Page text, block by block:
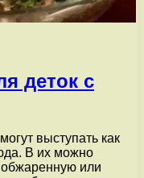
деток с
выступать как
В их можно
обжаренную или